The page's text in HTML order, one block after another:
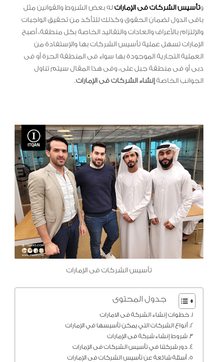
وتأسيس الشركات فى الإماراتله بعض الشروط والقوانين مثل
باقى الدول لضمان الحقوق وكذلك للتأكد من تحقيق الواجبات
والإلتزام بالأعراف والعادات والتقاليد الخاصة بكل منطقة، أصبح
الإمارات تسهل عملية تأسيس الشركات بها والإستفادة من
العملية التجارية الموجودة بها سواء فى المنطقة الحرة أو فى
دبى أو فى منطقة جبل على، وفى هذا المقال سيتم تناول
الجوانب الخاصة إنشاء الشركات فى الإمارات.
تأسيس الشركات فى الإمارات
جدول المحتوى
خطوات إنشاء الشركة فى الامارات
أنواع الشركات التي يمكن تأسيسها في الإمارات
شروط إنشاء شركة فى الإمارات
دور شركتنا في تأسيس الشركات فى الإمارات
أسئلة شائعة عن تأسيس الشركات فى الإمارات